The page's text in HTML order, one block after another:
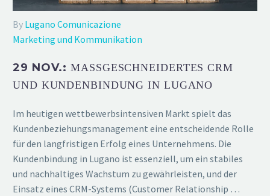
By Lugano Comunicazione
Marketing und Kommunikation
29 NOV.:MASSGESCHNEIDERTES CRM U
ND KUNDENBINDUNG IN LUGANO
Im heutigen wettbewerbsintensiven Markt spielt das
Kundenbeziehungsmanagement eine entscheidende Rolle
für den langfristigen Erfolg eines Unternehmens. Die
Kundenbindung in Lugano ist essenziell, um ein stabiles
und nachhaltiges Wachstum zu gewährleisten, und der
Einsatz eines CRM-Systems (Customer Relationship …